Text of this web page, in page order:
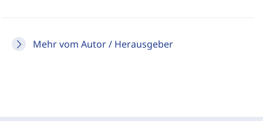
Mehr vom Autor / Herausgeber